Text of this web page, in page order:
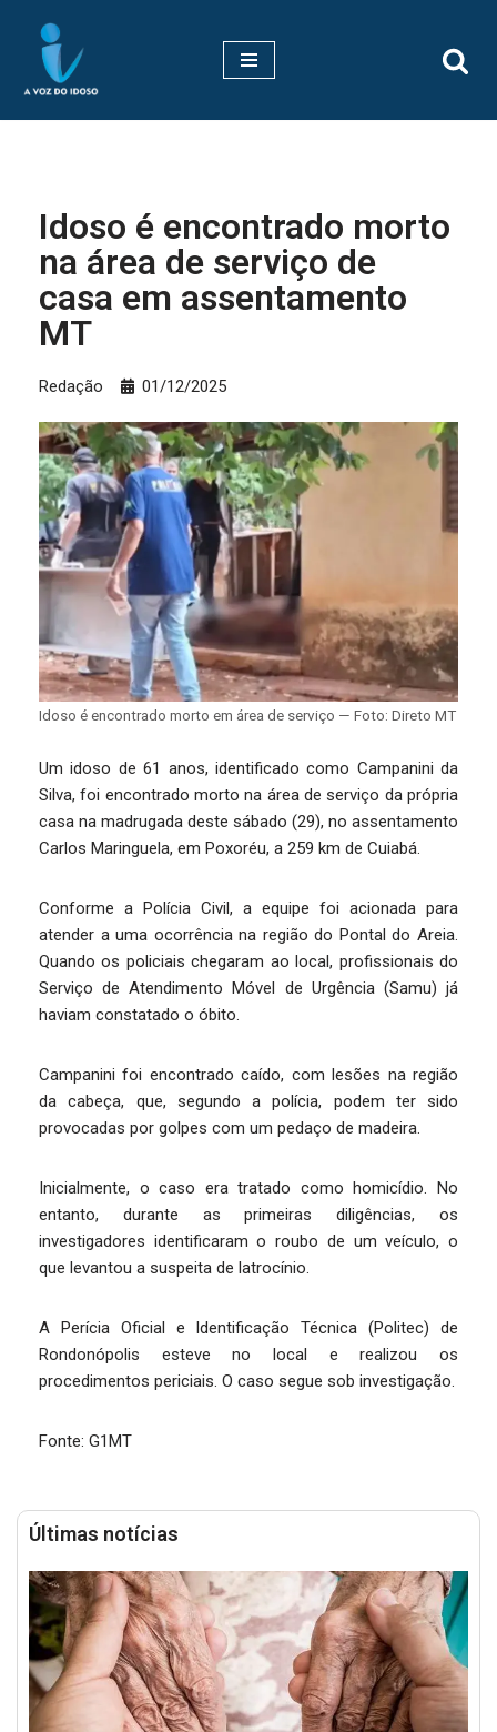
Pular
para
Idoso é encontrado morto
na área de serviço de
casa em assentamento
MT
Redação 01/12/2025
Idoso é encontrado morto em área de serviço — Foto: Direto MT
Um idoso de 61 anos, identificado como Campanini da
Silva, foi encontrado morto na área de serviço da própria
casa na madrugada deste sábado (29), no assentamento
Carlos Maringuela, em Poxoréu, a 259 km de Cuiabá.
Conforme a Polícia Civil, a equipe foi acionada para
atender a uma ocorrência na região do Pontal do Areia.
Quando os policiais chegaram ao local, profissionais do
Serviço de Atendimento Móvel de Urgência (Samu) já
haviam constatado o óbito.
Campanini foi encontrado caído, com lesões na região
da cabeça, que, segundo a polícia, podem ter sido
provocadas por golpes com um pedaço de madeira.
Inicialmente, o caso era tratado como homicídio. No
entanto, durante as primeiras diligências, os
investigadores identificaram o roubo de um veículo, o
que levantou a suspeita de latrocínio.
A Perícia Oficial e Identificação Técnica (Politec) de
Rondonópolis esteve no local e realizou os
procedimentos periciais. O caso segue sob investigação.
Fonte: G1MT
Últimas notícias